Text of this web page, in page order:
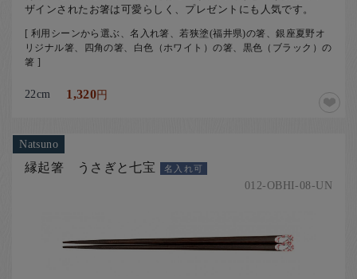
ザインされたお箸は可愛らしく、プレゼントにも人気です。
[ 利用シーンから選ぶ、名入れ箸、若狭塗(福井県)の箸、銀座夏野オ
リジナル箸、四角の箸、白色（ホワイト）の箸、黒色（ブラック）の
箸 ]
22cm 1,320円
Natsuno
縁起箸 うさぎと七宝 名入れ可
012-OBHI-08-UN